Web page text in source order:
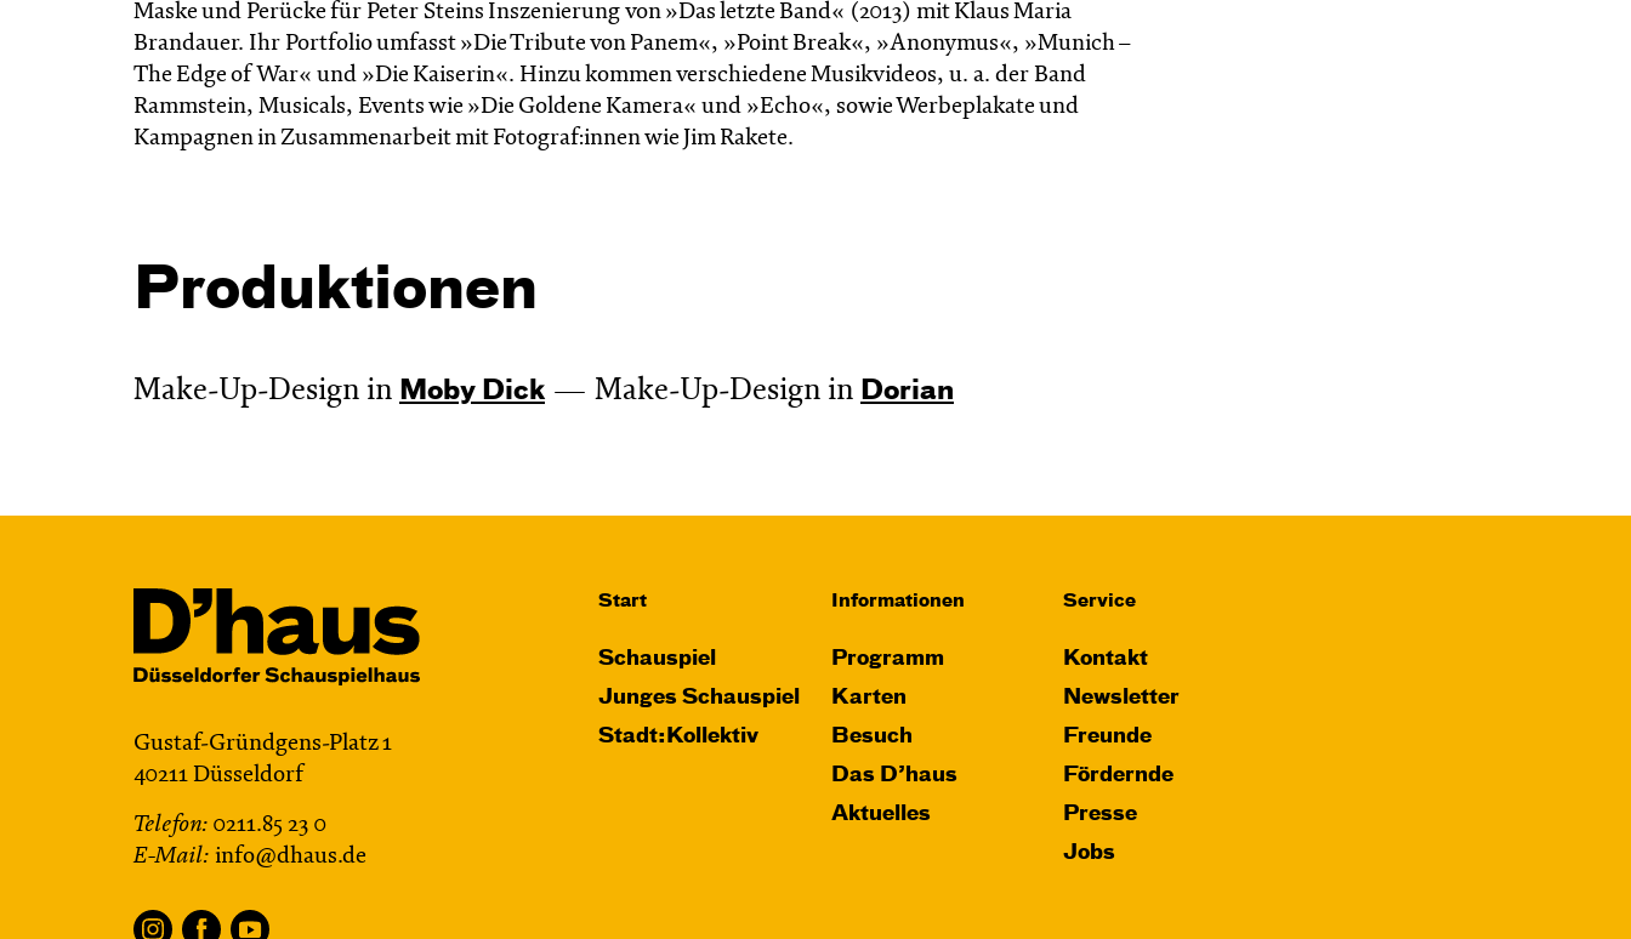
Maske und Perücke für Peter Steins Inszenierung von »Das letzte Band« (2013) mit Klaus Maria
Brandauer. Ihr Portfolio umfasst »Die Tribute von Panem«, »Point Break«, »Anonymus«, »Munich –
The Edge of War« und »Die Kaiserin«. Hinzu kommen verschiedene Musikvideos, u. a. der Band
Rammstein, Musicals, Events wie »Die Goldene Kamera« und »Echo«, sowie Werbeplakate und
Kampagnen in Zusammenarbeit mit Fotograf:innen wie Jim Rakete.
Produktionen
Make-Up-Design in Moby Dick Make-Up-Design in Dorian
Gustaf-Gründgens-Platz 1
40211 Düsseldorf
Telefon: 0211.85 23 0
E-Mail: info@dhaus.de
Start
Schauspiel
Junges Schauspiel
Stadt:Kollektiv
Informationen
Programm
Karten
Besuch
Das D’haus
Aktuelles
Service
Kontakt
Newsletter
Freunde
Fördernde
Presse
Jobs